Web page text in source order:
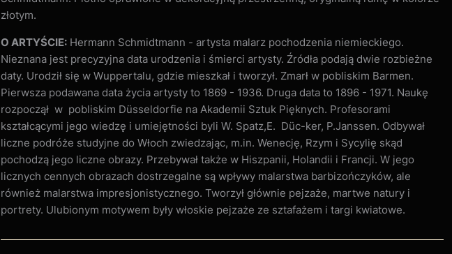
złotym.
O ARTYŚCIE: Hermann Schmidtmann - artysta malarz pochodzenia niemieckiego.
Nieznana jest precyzyjna data urodzenia i śmierci artysty. Źródła podają dwie rozbieżne
daty. Urodził się w Wuppertalu, gdzie mieszkał i tworzył. Zmarł w pobliskim Barmen.
Pierwsza podawana data życia artysty to 1869 - 1936. Druga data to 1896 - 1971. Naukę
rozpoczął w pobliskim Düsseldorfie na Akademii Sztuk Pięknych. Profesorami
kształcącymi jego wiedzę i umiejętności byli W. Spatz,E. Düc-ker, P.Janssen. Odbywał
liczne podróże studyjne do Włoch zwiedzając, m.in. Wenecję, Rzym i Sycylię skąd
pochodzą jego liczne obrazy. Przebywał także w Hiszpanii, Holandii i Francji. W jego
licznych cennych obrazach dostrzegalne są wpływy malarstwa barbizończyków, ale
również malarstwa impresjonistycznego. Tworzył głównie pejzaże, martwe natury i
portrety. Ulubionym motywem były włoskie pejzaże ze sztafażem i targi kwiatowe.